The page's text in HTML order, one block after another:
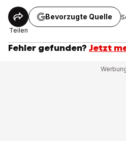
Teilen
Bevorzugte Quelle
Fehler gefunden? Jetzt